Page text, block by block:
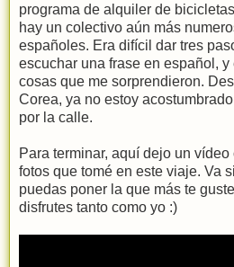
programa de alquiler de
hay un colectivo aún más
españoles. Era difícil dar tres
escuchar una frase en español,
cosas que me sorprendieron.
Corea, ya no estoy
por la calle.
Para terminar, aquí dejo un
fotos que tomé en este viaje. Va
puedas poner la que más te
disfrutes tanto como yo :)